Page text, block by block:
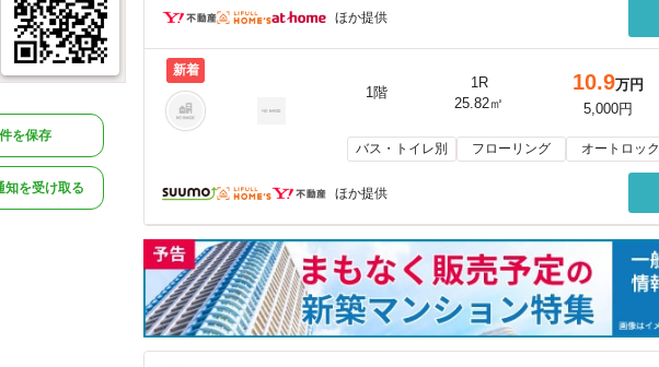
を保存
知を受け取る
ほか提供
新着
1階
1R
25.82㎡
10.9万円
5,000円
バス・トイレ別 フローリング オートロック
ほか提供